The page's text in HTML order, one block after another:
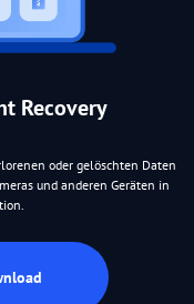
Recovery
oder gelöschten Daten
und anderen Geräten in